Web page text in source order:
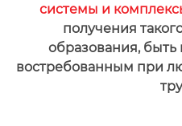
системы и
получения
образования,
востребованным при